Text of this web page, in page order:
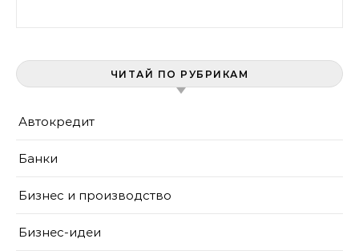
ЧИТАЙ ПО РУБРИКАМ
Автокредит
Банки
Бизнес и производство
Бизнес-идеи